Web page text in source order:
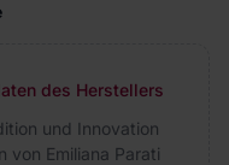
des Herstellers
und Innovation
von Emiliana Parati